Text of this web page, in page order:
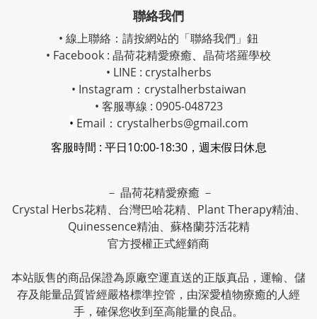
聯絡我們
• 線上聯絡：請按網站的「聯絡我們」鈕
• Facebook : 晶荷花精愛療癒、 晶荷塔羅學校
• LINE : crystalherbs
• Instagram： crystalherbstaiwan
• 客服專線 : 0905-048723
• Email：crystalherbs@gmail.com
客服時間 : 平日10:00-18:30，週末假日休息
－ 晶荷花精愛療癒 －
Crystal Herbs花精、台灣巴哈花精、Plant Therapy精油、
Quinessence精油、蘇格蘭芬活花精
官方授權正式經銷商
本站販售的商品保證為原廠空運直送的正版真品，運輸、儲
存及能量品質皆經嚴格標準控管，由深愛植物療癒的人經
手，確保您收到至高能量的良品。